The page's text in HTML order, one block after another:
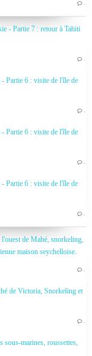
…
- Partie 7 : retour à Tahiti
…
Partie 6 : visite de l'île de
…
Partie 6 : visite de l'île de
…
Partie 6 : visite de l'île de
…
de Mahé, snorkeling,
maison seychelloise.
…
de Victoria, Snorkeling et
…
sous-marines, roussettes,